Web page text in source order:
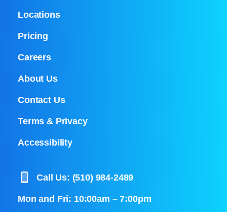
Locations
Pricing
Careers
About Us
Contact Us
Terms & Privacy
Accessibility
Call Us: (510) 984-2489
Mon and Fri: 10:00am – 7:00pm